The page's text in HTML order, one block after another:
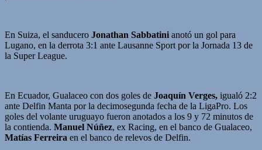
En Suiza, el sanducero Jonathan Sabbatini anotó un gol para
Lugano, en la derrota 3:1 ante Lausanne Sport por la Jornada 13 de
la Super League.
En Ecuador, Gualaceo con dos goles de Joaquín Verges, igualó 2:2
ante Delfin Manta por la decimosegunda fecha de la LigaPro. Los
goles del volante uruguayo fueron anotados a los 9 y 72 minutos de
la contienda. Manuel Núñez, ex Racing, en el banco de Gualaceo,
Matías Ferreira en el banco de relevos de Delfin.